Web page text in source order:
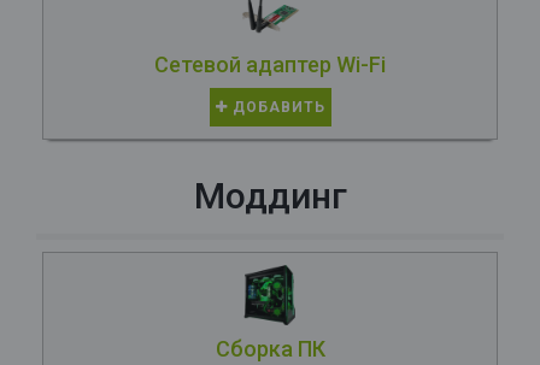
Сетевой адаптер Wi-Fi
ДОБАВИТЬ
Моддинг
Сборка ПК